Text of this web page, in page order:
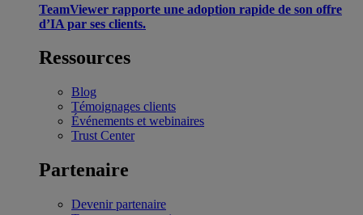
TeamViewer rapporte une adoption rapide de son offre
d’IA par ses clients.
Ressources
Blog
Témoignages clients
Événements et webinaires
Trust Center
Partenaire
Devenir partenaire